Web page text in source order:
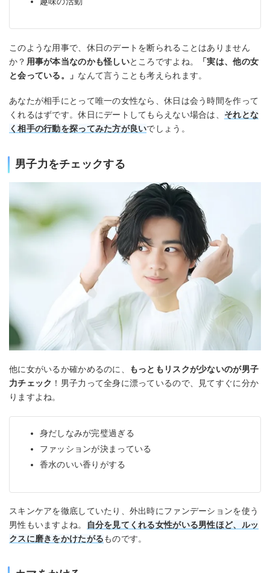
このような用事で、休日のデートを断られることはありません
か？ 用事が本当なのかも怪しいところですよね。
「実は、他の女
と会っている。」 なんて言うことも考えられます。
あなたが相手にとって唯一の女性なら、休日は会う時間を作って
くれるはずです。休日にデートしてもらえない場合は、 それとな
く相手の行動を探ってみた方が良いでしょう。
男子力をチェックする
他に女がいるか確かめるのに、
もっともリスクが少ないのが男子
力チェック ！男子力って全身に漂っているので、見てすぐに分か
りますよね。
身だしなみが完璧過ぎる
ファッションが決まっている
香水のいい香りがする
スキンケアを徹底していたり、外出時にファンデーションを使う
男性もいますよね。
自分を見てくれる女性がいる男性ほど、ルッ
クスに磨きをかけたがるものです。